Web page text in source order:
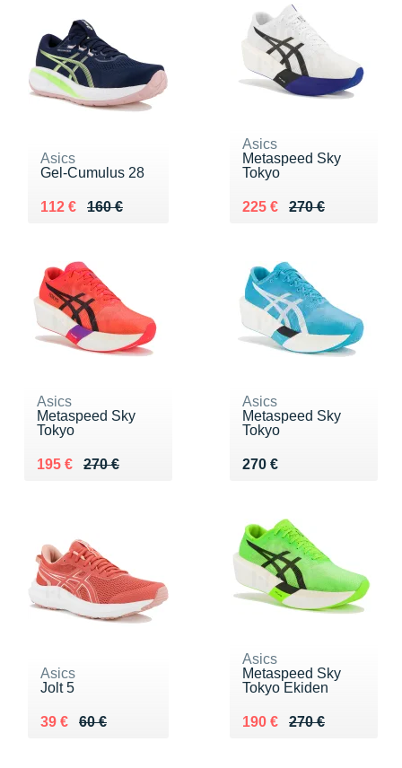
Asics
Gel-Cumulus 28
160 €
Au lieu de 160 €
112 €
Vendu 112 €
Asics
Metaspeed Sky
Tokyo
270 €
Au lieu de 270 €
225 €
Vendu 225 €
Asics
Metaspeed Sky
Tokyo
270 €
Au lieu de 270 €
195 €
Vendu 195 €
Asics
Metaspeed Sky
Tokyo
270 €
Vendu 270 €
Asics
Jolt 5
60 €
Au lieu de 60 €
39 €
Vendu 39 €
Asics
Metaspeed Sky
Tokyo Ekiden
270 €
Au lieu de 270 €
190 €
Vendu 190 €